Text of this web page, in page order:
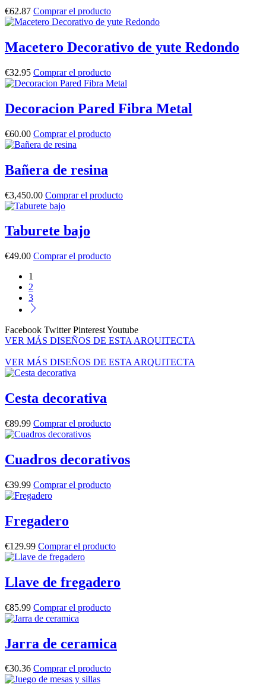
€62.87 Comprar el producto
Macetero Decorativo de yute Redondo
€32.95 Comprar el producto
Decoracion Pared Fibra Metal
€60.00 Comprar el producto
Bañera de resina
€3,450.00 Comprar el producto
Taburete bajo
€49.00 Comprar el producto
1
2
3
Facebook Twitter PinterestYoutube
VER MÁS DISEÑOS DE ESTA ARQUITECTA
VER MÁS DISEÑOS DE ESTA ARQUITECTA
Cesta decorativa
€89.99 Comprar el producto
Cuadros decorativos
€39.99 Comprar el producto
Fregadero
€129.99 Comprar el producto
Llave de fregadero
€85.99 Comprar el producto
Jarra de ceramica
€30.36 Comprar el producto